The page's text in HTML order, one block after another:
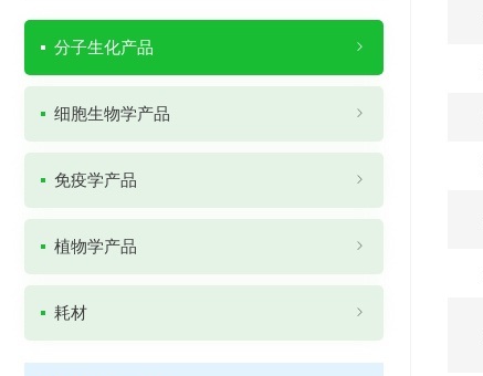
分子生化产品
细胞生物学产品
免疫学产品
植物学产品
耗材